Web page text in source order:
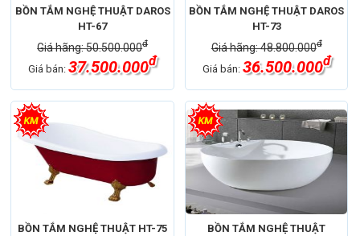
BỒN TẮM NGHỆ THUẬT DAROS
HT-67
Giá hãng: 50.500.000đ
Giá bán:37.500.000đ
BỒN TẮM NGHỆ THUẬT DAROS
HT-73
Giá hãng: 48.800.000đ
Giá bán: 36.500.000đ
BỒN TẮM NGHỆ THUẬT HT-75
BỒN TẮM NGHỆ THUẬT